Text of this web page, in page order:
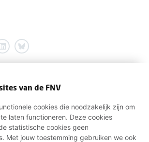
van de FNV
cookies die noodzakelijk zijn om
laten functioneren. Deze cookies
statistische cookies geen
Met jouw toestemming gebruiken we ook